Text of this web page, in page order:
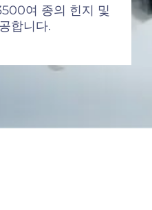
여 종의 힌지 및
합니다.